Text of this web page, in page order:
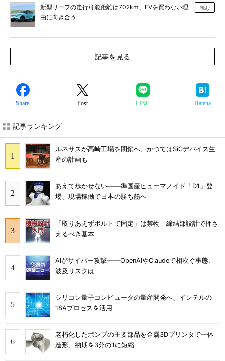
新型リーフの走行可能距離は702km、EVを買わない理
由に向き合う
読む
記事を見る
Share Post LINE Hatena
記事ランキング
ルネサスが高崎工場を閉鎖へ、かつてはSiCデバイス生
産の計画も
あえて歩かせない――準国産ヒューマノイド「D1」登
場、現場稼働で日本の勝ち筋へ
「取りあえずボルトで固定」は禁物 締結部設計で押さ
えるべき基本
AIがサイバー攻撃――OpenAIやClaudeで相次ぐ事態、
波及リスクは
シリコン量子コンピュータの量産開発へ、インテルの
18Aプロセスを活用
老朽化したポンプの主要部品を金属3Dプリンタで一体
造形、納期を3分の1に短縮